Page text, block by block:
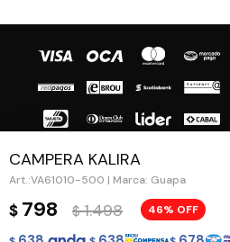
CAMPERA KALIRA
VA61010-500 | Marca: Guapa
$ 798 $ 1.498 46